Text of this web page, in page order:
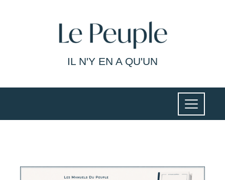
IL N'Y EN A QU'UN